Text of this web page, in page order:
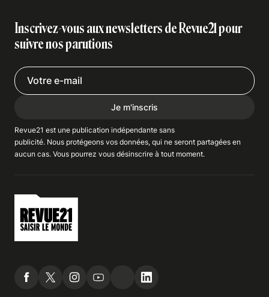
Inscrivez-vous aux newsletters de Revue21 pour
suivre nos parutions
Je m'inscris
Revue21 est une publication indépendante sans
publicité. Nous protégeons vos données, qui ne seront partagées en
aucun cas. Vous pourrez vous désinscrire à tout moment.